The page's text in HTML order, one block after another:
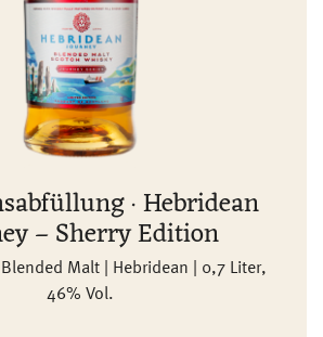
· Hebridean
– Sherry Edition
Malt | Hebridean | 0,7 Liter,
46% Vol.